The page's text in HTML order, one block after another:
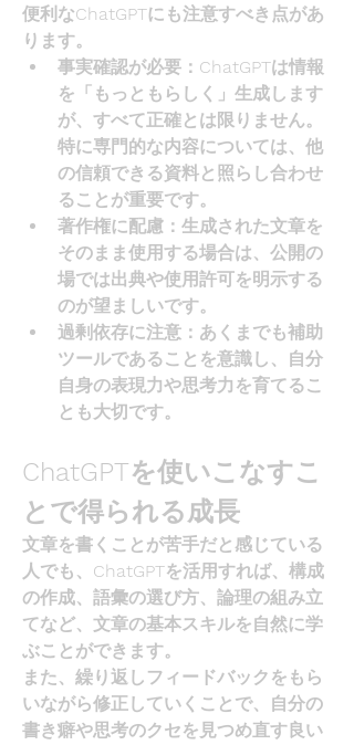
便利なChatGPTにも注意すべき点があ
ります。
事実確認が必要 ：ChatGPTは情報
を「もっともらしく」生成します
が、すべて正確とは限りません。
特に専門的な内容については、他
の信頼できる資料と照らし合わせ
ることが重要です。
著作権に配慮 ：生成された文章を
そのまま使用する場合は、公開の
場では出典や使用許可を明示する
のが望ましいです。
過剰依存に注意 ：あくまでも補助
ツールであることを意識し、自分
自身の表現力や思考力を育てるこ
とも大切です。
ChatGPTを使いこなすこ
とで得られる成長
文章を書くことが苦手だと感じている
人でも、ChatGPTを活用すれば、構成
の作成、語彙の選び方、論理の組み立
てなど、文章の基本スキルを自然に学
ぶことができます。
また、繰り返しフィードバックをもら
いながら修正していくことで、自分の
書き癖や思考のクセを見つめ直す良い